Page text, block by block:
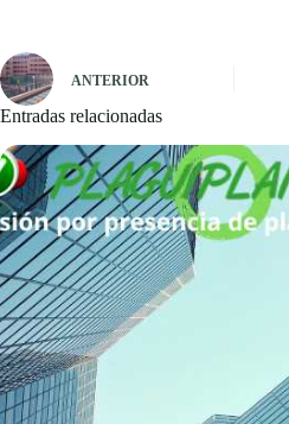
ANTERIOR
Entradas relacionadas